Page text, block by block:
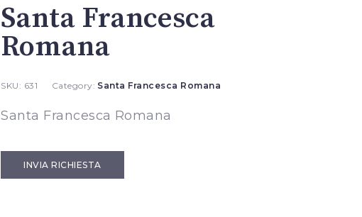
Santa Francesca
Romana
SKU: 631 Category: Santa Francesca Romana
Santa Francesca Romana
INVIA RICHIESTA